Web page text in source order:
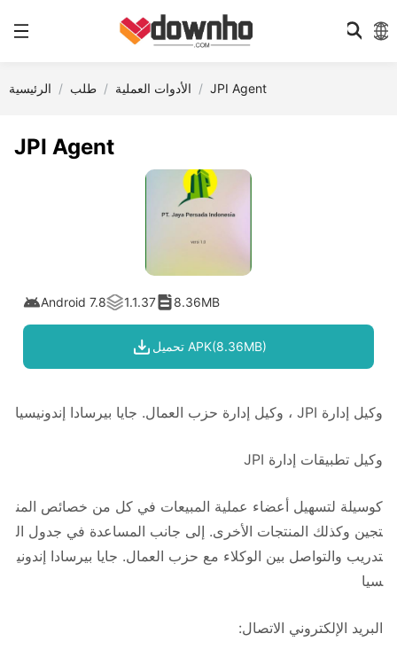
الرئيسية طلب الأدوات العملية JPI Agent
JPI Agent
Android 7.8 1.1.37 8.36MB
تحميل APK(8.36MB)
وكيل إدارة JPI ، وكيل إدارة حزب العمال. جايا بيرسادا إندونيسيا
وكيل تطبيقات إدارة JPI
كوسيلة لتسهيل أعضاء عملية المبيعات في كل من خصائص المن
تجين وكذلك المنتجات الأخرى. إلى جانب المساعدة في جدول ال
تدريب والتواصل بين الوكلاء مع حزب العمال. جايا بيرسادا إندوني
سيا
البريد الإلكتروني الاتصال: